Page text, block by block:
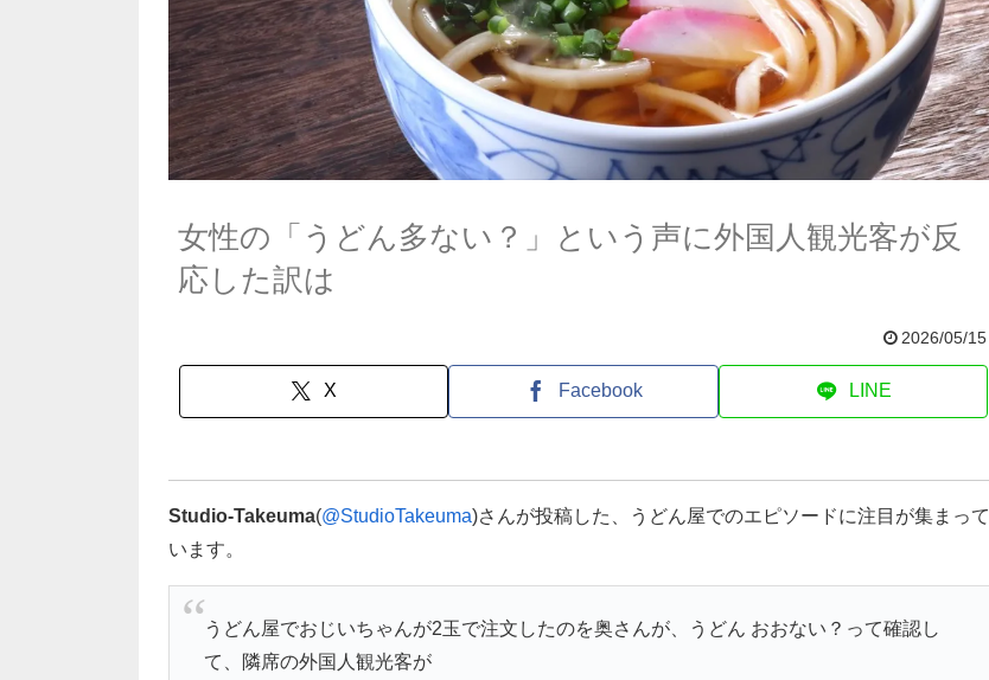
女性の「うどん多ない？」という声に外国人観光客が反
応した訳は
2026/05/15
X Facebook LINE
Studio-Takeuma(@StudioTakeuma)さんが投稿した、うどん屋でのエピソードに注目が集まって
います。
うどん屋でおじいちゃんが2玉で注文したのを奥さんが、うどん おおない？って確認し
て、隣席の外国人観光客が